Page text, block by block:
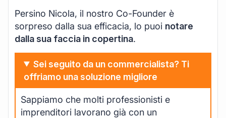
Persino Nicola, il nostro Co-Founder è
sorpreso dalla sua efficacia, lo puoi notare
dalla sua faccia in copertina.
Sei seguito da un commercialista? Ti
offriamo una soluzione migliore
Sappiamo che molti professionisti e
imprenditori lavorano già con un